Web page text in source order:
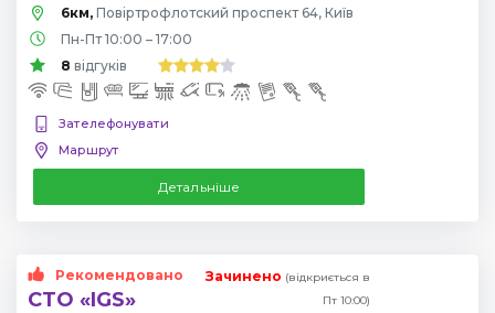
6км,
Повіртрофлотский проспект 64, Київ
Пн-Пт 10:00 – 17:00
8 відгуків
Зателефонувати
Маршрут
Детальніше
Рекомендовано
СТО «IGS»
Зачинено (відкриється в
Пт 10:00)